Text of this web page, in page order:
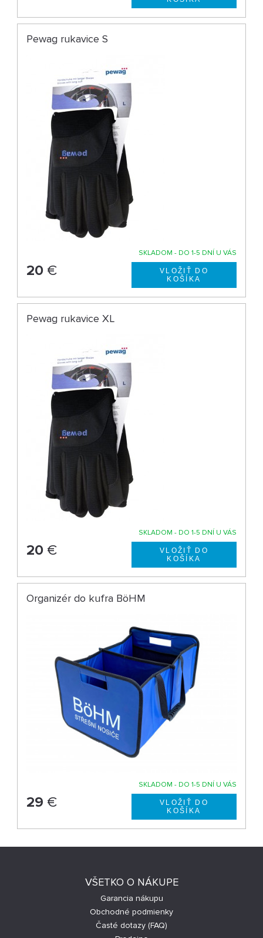
Pewag rukavice S
SKLADOM - DO 1-5 DNÍ U VÁS
20 €
Pewag rukavice XL
SKLADOM - DO 1-5 DNÍ U VÁS
20 €
Organizér do kufra BöHM
SKLADOM - DO 1-5 DNÍ U VÁS
29 €
VŠETKO O NÁKUPE
Garancia nákupu
Obchodné podmienky
Časté dotazy (FAQ)